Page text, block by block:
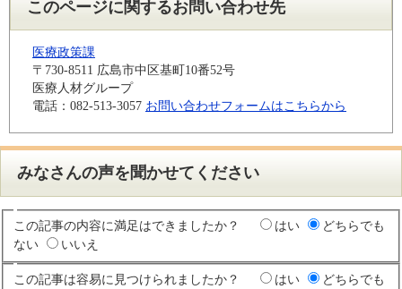
このページに関するお問い合わせ先
医療政策課
〒730-8511 広島市中区基町10番52号
医療人材グループ
電話：082-513-3057 お問い合わせフォームはこちらから
みなさんの声を聞かせてください
この記事の内容に満足はできましたか？ はい
どちらでも
ない
いいえ
この記事は容易に見つけられましたか？ はい
どちらでも